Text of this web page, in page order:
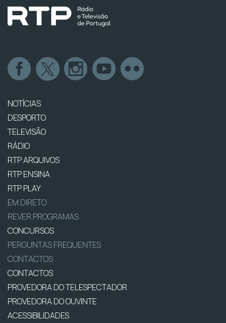
NOTÍCIAS
DESPORTO
TELEVISÃO
RÁDIO
RTP ARQUIVOS
RTP ENSINA
RTP PLAY
EM DIRETO
REVER PROGRAMAS
CONCURSOS
PERGUNTAS FREQUENTES
CONTACTOS
CONTACTOS
PROVEDORA DO TELESPECTADOR
PROVEDORA DO OUVINTE
ACESSIBILIDADES